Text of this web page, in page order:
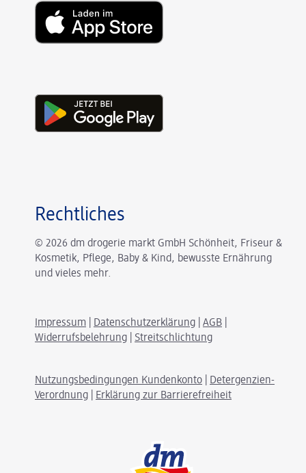
Rechtliches
© 2026 dm drogerie markt GmbH Schönheit, Friseur &
Kosmetik, Pflege, Baby & Kind, bewusste Ernährung
und vieles mehr.
Impressum Datenschutzerklärung AGB
Widerrufsbelehrung
Streitschlichtung
Nutzungsbedingungen Kundenkonto
Detergenzien-
Verordnung
Erklärung zur Barrierefreiheit